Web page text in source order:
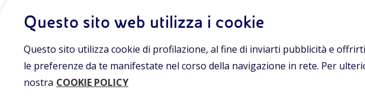
Questo sito web utilizza i cookie
Questo sito utilizza cookie di profilazione, al fine di inviarti pubblicità e
le preferenze da te manifestate nel corso della navigazione in rete. Per
nostra COOKIE POLICY